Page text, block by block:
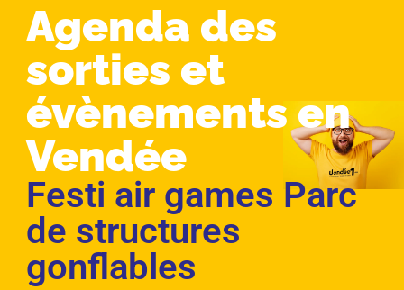
Agenda des
sorties et
évènements en
Vendée
Festi air games Parc
de structures
gonflables